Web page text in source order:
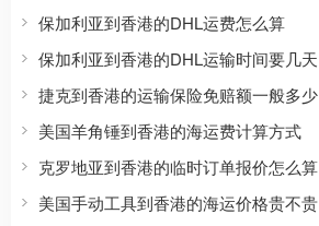
保加利亚到香港的DHL运费怎么算
保加利亚到香港的DHL运输时间要几天
捷克到香港的运输保险免赔额一般多少
美国羊角锤到香港的海运费计算方式
克罗地亚到香港的临时订单报价怎么算
美国手动工具到香港的海运价格贵不贵